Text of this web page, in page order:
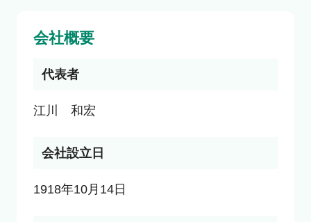
会社概要
代表者
江川　和宏
会社設立日
1918年10月14日